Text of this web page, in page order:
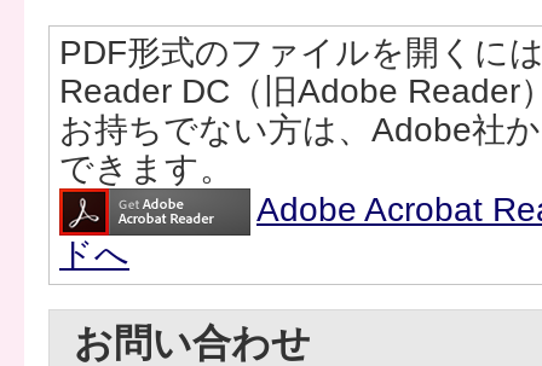
PDF形式のファイルを開くに
Reader DC（旧Adobe Reader
お持ちでない方は、Adobe社
できます。
Adobe Acrobat
ドへ
お問い合わせ